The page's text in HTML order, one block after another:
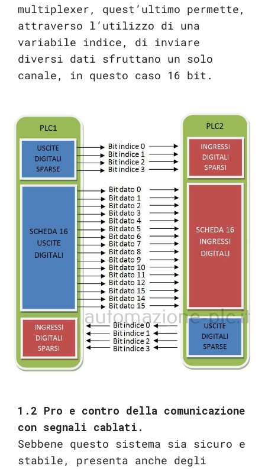
multiplexer, quest’ultimo permette,
attraverso l’utilizzo di una
variabile indice, di inviare
diversi dati sfruttano un solo
canale, in questo caso 16 bit.
1.2 Pro e contro della comunicazione
con segnali cablati.
Sebbene questo sistema sia sicuro e
stabile, presenta anche degli